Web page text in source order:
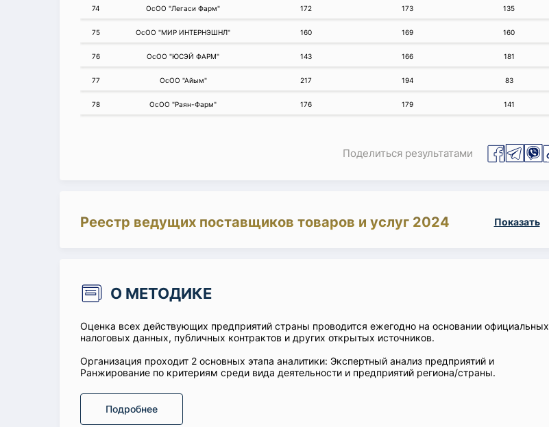
74 ОсОО "Легаси Фарм" 172 173 135
75 ОсОО "МИР ИНТЕРНЭШНЛ" 160 169 160
76 ОсОО "ЮСЭЙ ФАРМ" 143 166 181
77 ОсОО "Айым" 217 194 83
78 ОсОО "Раян-Фарм" 176 179 141
Поделиться результатами
Реестр ведущих поставщиков товаров и услуг 2024 Показать
О МЕТОДИКЕ
Оценка всех действующих предприятий страны проводится ежегодно на основании официальных
налоговых данных, публичных контрактов и других открытых источников.
Организация проходит 2 основных этапа аналитики: Экспертный анализ предприятий и
Ранжирование по критериям среди вида деятельности и предприятий региона/страны.
Подробнее